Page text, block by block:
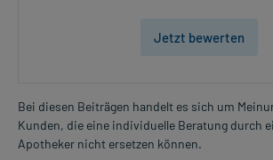
Jetzt bewerten
Bei diesen Beiträgen handelt es sich um
Kunden, die eine individuelle Beratung durch
Apotheker nicht ersetzen können.